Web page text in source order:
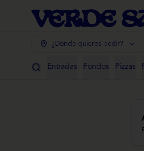
¿Dónde quieres pedir?
Entradas Fondos Pizzas